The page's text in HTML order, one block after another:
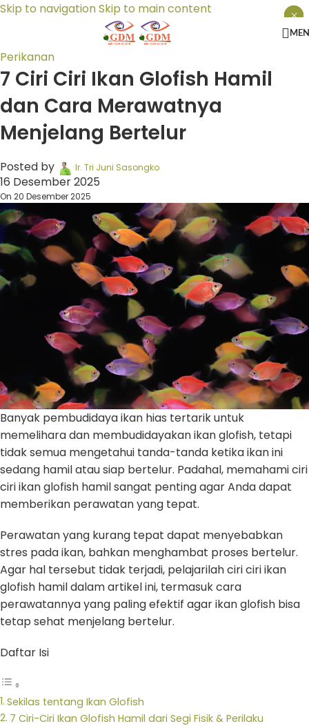
Skip to navigationSkip to main content
Perikanan
7 Ciri Ciri Ikan Glofish Hamil
dan Cara Merawatnya
Menjelang Bertelur
Posted by Ir. Tri Juni Sasongko
16 Desember 2025
On 20 Desember 2025
Banyak pembudidaya ikan hias tertarik untuk
memelihara dan membudidayakan ikan glofish, tetapi
tidak semua mengetahui tanda-tanda ketika ikan ini
sedang hamil atau siap bertelur. Padahal, memahami ciri
ciri ikan glofish hamil sangat penting agar Anda dapat
memberikan perawatan yang tepat.
Perawatan yang kurang tepat dapat menyebabkan
stres pada ikan, bahkan menghambat proses bertelur.
Agar hal tersebut tidak terjadi, pelajarilah ciri ciri ikan
glofish hamil dalam artikel ini, termasuk cara
perawatannya yang paling efektif agar ikan glofish bisa
tetap sehat menjelang bertelur.
Daftar Isi
Sekilas tentang Ikan Glofish
7 Ciri-Ciri Ikan Glofish Hamil dari Segi Fisik & Perilaku
×
×
×